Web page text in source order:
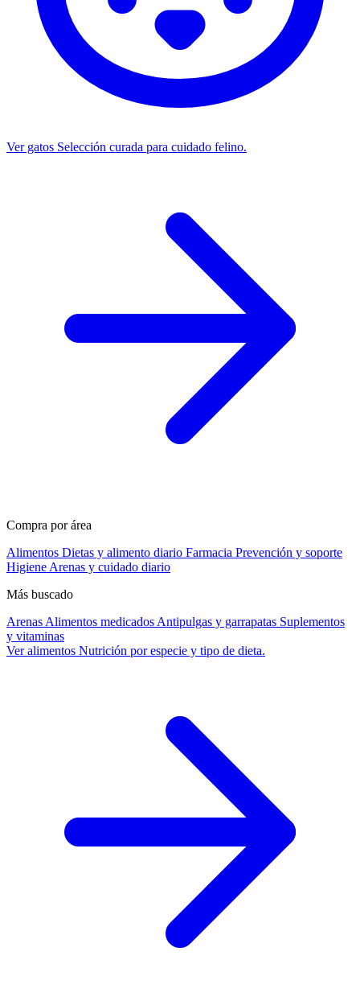
Ver gatos Selección curada para cuidado felino.
Compra por área
Alimentos Dietas y alimento diario Farmacia Prevención y soporte
Higiene Arenas y cuidado diario
Más buscado
Arenas Alimentos medicados Antipulgas y garrapatas Suplementos
y vitaminas
Ver alimentos Nutrición por especie y tipo de dieta.